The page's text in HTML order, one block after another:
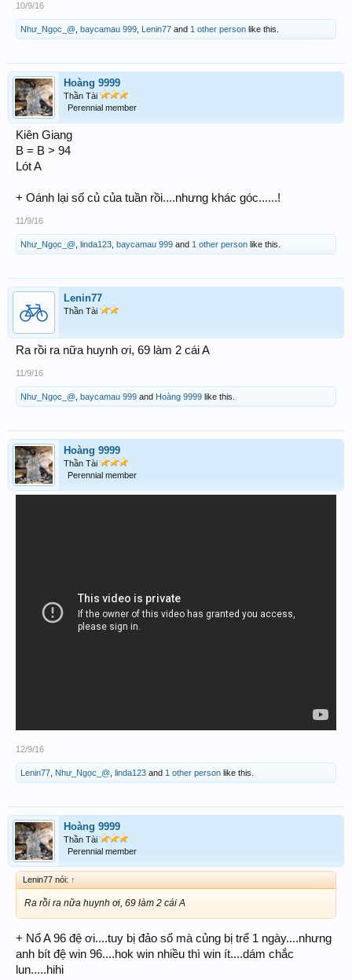
10/9/16
Như_Ngọc_@ baycamau 999 Lenin77 and 1 other person like this.
Hoàng 9999
Thần Tài
Perennial member
Kiên Giang
B = B > 94
Lót A
+ Oánh lại số củ của tuần rồi....nhưng khác góc......!
11/9/16
Như_Ngọc_@ linda123 baycamau 999 and 1 other person like this.
Lenin77
Thần Tài
Ra rồi ra nữa huynh ơi, 69 làm 2 cái A
11/9/16
Như_Ngọc_@ baycamau 999 and Hoàng 9999 like this.
Hoàng 9999
Thần Tài
Perennial member
12/9/16
Lenin77 Như_Ngọc_@ linda123 and 1 other person like this.
Hoàng 9999
Thần Tài
Perennial member
Lenin77 nói: ↑
Ra rồi ra nữa huynh ơi, 69 làm 2 cái A
+ Nổ A 96 đệ ơi....tuy bị đảo số mà củng bị trể 1 ngày....nhưng
anh bít đệ win 96....hok win nhiều thì win ít....dám chắc
lun.....hihi